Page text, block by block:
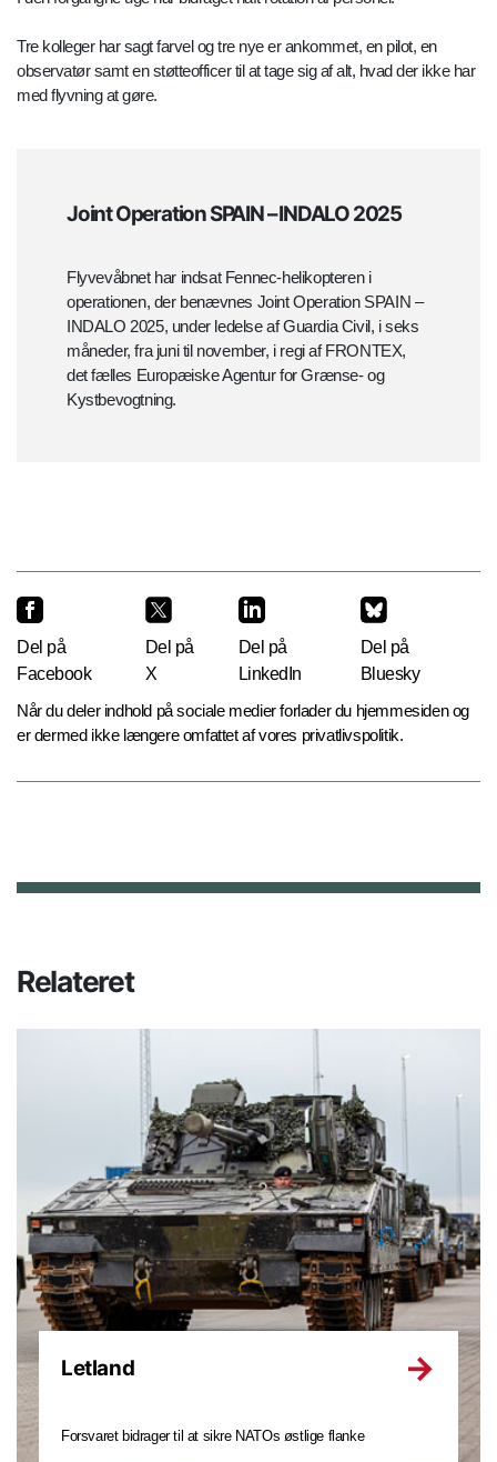
Tre kolleger har sagt farvel og tre nye er ankommet, en pilot, en
observatør samt en støtteofficer til at tage sig af alt, hvad der ikke har
med flyvning at gøre.
Joint Operation SPAIN – INDALO 2025
Flyvevåbnet har indsat Fennec-helikopteren i
operationen, der benævnes Joint Operation SPAIN –
INDALO 2025, under ledelse af Guardia Civil, i seks
måneder, fra juni til november, i regi af FRONTEX,
det fælles Europæiske Agentur for Grænse- og
Kystbevogtning.
Del på
Facebook
Del på
X
Del på
LinkedIn
Del på
Bluesky
Når du deler indhold på sociale medier forlader du hjemmesiden og
er dermed ikke længere omfattet af vores privatlivspolitik.
Relateret
Letland
Forsvaret bidrager til at sikre NATOs østlige flanke